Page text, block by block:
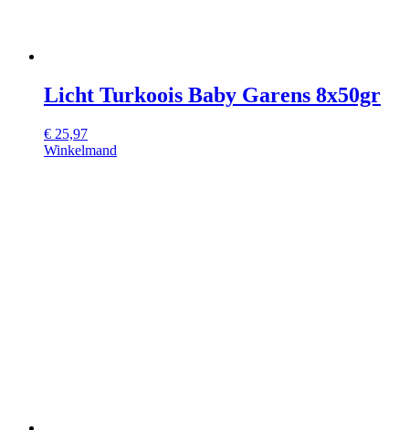
Licht Turkoois Baby Garens 8x50gr
€ 25,97
Winkelmand